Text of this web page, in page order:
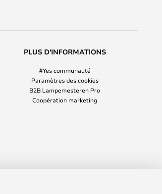
PLUS D'INFORMATIONS
#Yes communauté
Paramètres des cookies
B2B Lampemesteren Pro
Coopération marketing